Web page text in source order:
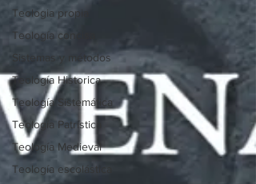
Teologia propia
Teología concisa
Sistemas y métodos
Teología Historica
Teología Sistemática
Teología Patrística
Teología Medieval
Teología escolástica